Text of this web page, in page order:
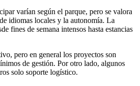
varían según el parque, pero se valora
idiomas locales y la autonomía. La
fines de semana intensos hasta estancias
pero en general los proyectos son
de gestión. Por otro lado, algunos
solo soporte logístico.